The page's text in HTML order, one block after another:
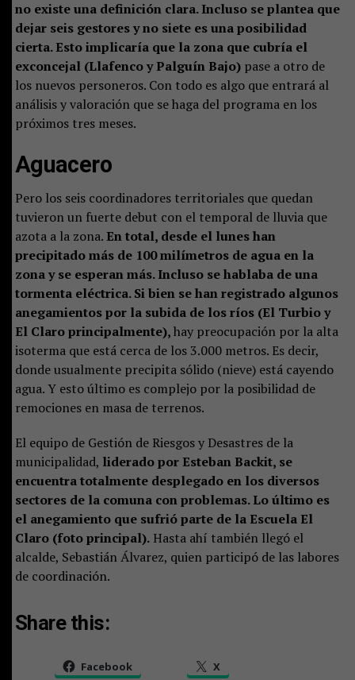
no existe una definición clara. Incluso se plantea que
dejar seis gestores y no siete es una posibilidad
cierta. Esto implicaría que la zona que cubría el
exconcejal (Llafenco y Palguín Bajo) pase a otro de
los nuevos personeros. Con todo es algo que entrará al
análisis y valoración que se haga del programa en los
próximos tres meses.
Aguacero
Pero los seis coordinadores territoriales que quedan
tuvieron un fuerte debut con el temporal de lluvia que
azota a la zona. En total, desde el lunes han
precipitado más de 100 milímetros de agua en la
zona y se esperan más. Incluso se hablaba de una
tormenta eléctrica. Si bien se han registrado algunos
anegamientos por la subida de los ríos (El Turbio y
El Claro principalmente),hay preocupación por la alta
isoterma que está cerca de los 3.000 metros. Es decir,
donde usualmente precipita sólido (nieve) está cayendo
agua. Y esto último es complejo por la posibilidad de
remociones en masa de terrenos.
El equipo de Gestión de Riesgos y Desastres de la
municipalidad, liderado por Esteban Backit, se
encuentra totalmente desplegado en los diversos
sectores de la comuna con problemas. Lo último es
el anegamiento que sufrió parte de la Escuela El
Claro (foto principal).Hasta ahí también llegó el
alcalde, Sebastián Álvarez, quien participó de las labores
de coordinación.
Share this:
Facebook X